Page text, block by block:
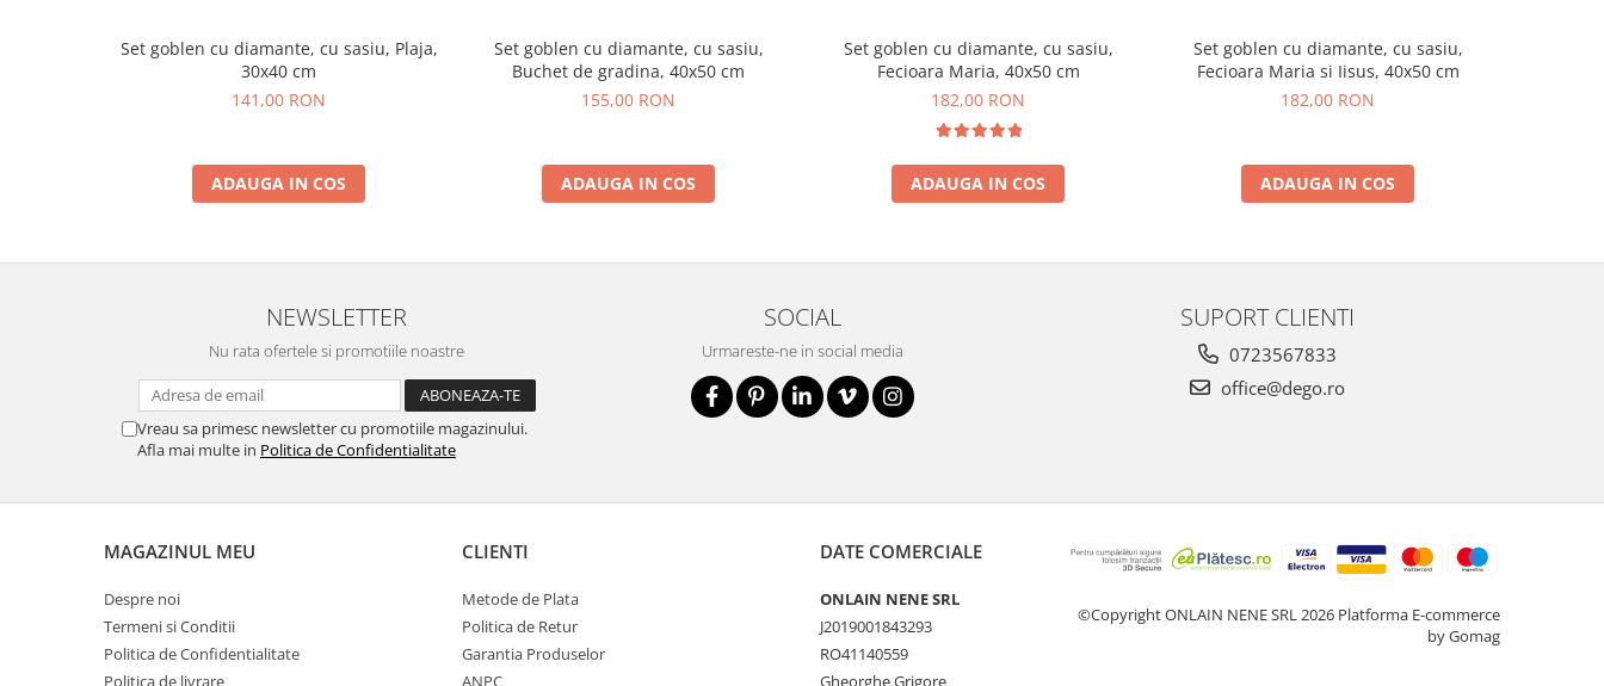
Set goblen cu diamante, cu sasiu, Plaja,
30x40 cm
141,00 RON
ADAUGA IN COS
Set goblen cu diamante, cu sasiu,
Buchet de gradina, 40x50 cm
155,00 RON
ADAUGA IN COS
Set goblen cu diamante, cu sasiu,
Fecioara Maria, 40x50 cm
182,00 RON
ADAUGA IN COS
Set goblen cu diamante, cu sasiu,
Fecioara Maria si Iisus, 40x50 cm
182,00 RON
ADAUGA IN COS
NEWSLETTER
Nu rata ofertele si promotiile noastre
Vreau sa primesc newsletter cu promotiile magazinului.
Afla mai multe in Politica de Confidentialitate
SOCIAL
Urmareste-ne in social media
SUPORT CLIENTI
0723567833
office@dego.ro
MAGAZINUL MEU
Despre noi
Termeni si Conditii
Politica de Confidentialitate
Politica de livrare
CLIENTI
Metode de Plata
Politica de Retur
Garantia Produselor
ANPC
DATE COMERCIALE
ONLAIN NENE SRL
J2019001843293
RO41140559
Gheorghe Grigore
©Copyright ONLAIN NENE SRL 2026 Platforma E-commerce
by Gomag